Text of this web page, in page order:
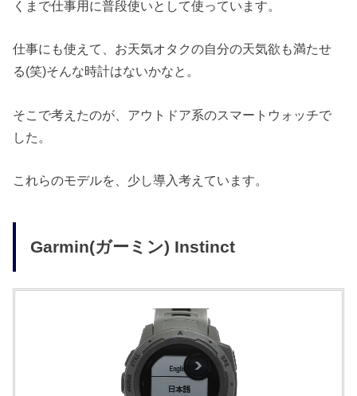
くまで仕事用に普段使いとして使っています。
仕事にも使えて、お天気オタクの自分の天気欲も満たせ
る(笑)そんな時計はないかなと。
そこで考えたのが、アウトドア系のスマートウォッチで
した。
これらのモデルを、少し導入考えています。
Garmin(ガーミン) Instinct